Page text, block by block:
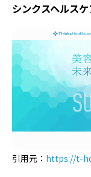
シンクスヘルス
引用元： https://t-